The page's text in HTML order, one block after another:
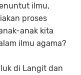
ilmu,
proses
anak kita
ilmu agama?
di Langit dan